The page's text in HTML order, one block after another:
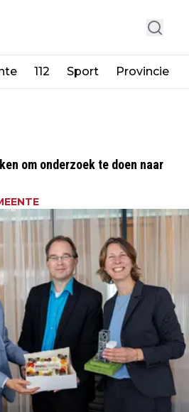
112 Sport Provincie
om onderzoek te doen naar